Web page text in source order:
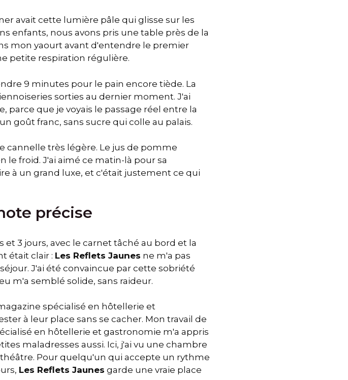
avait cette lumière pâle qui glisse sur les
enfants, nous avons pris une table près de la
mon yaourt avant d'entendre le premier
petite respiration régulière.
9 minutes pour le pain encore tiède. La
sorties au dernier moment. J'ai
parce que je voyais le passage réel entre la
goût franc, sans sucre qui colle au palais.
très légère. Le jus de pomme
le froid. J'ai aimé ce matin-là pour sa
à un grand luxe, et c'était justement ce qui
précise
3 jours, avec le carnet tâché au bord et la
était clair : Les Reflets Jaunes ne m'a pas
J'ai été convaincue par cette sobriété
m'a semblé solide, sans raideur.
spécialisé en hôtellerie et
à leur place sans se cacher. Mon travail de
en hôtellerie et gastronomie m'a appris
maladresses aussi. Ici, j'ai vu une chambre
Pour quelqu'un qui accepte un rythme
Les Reflets Jaunes garde une vraie place